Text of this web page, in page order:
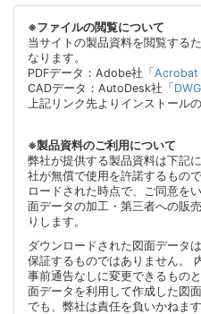
※ファイルの閲覧について
当サイトの製品資料を閲覧する
なります。
PDFデータ：Adobe社「 Acrobat
CADデータ：AutoDesk社「
上記リンク先よりインストール
※製品資料のご利用について
弊社が提供する製品資料は下記
社が無償で使用を許諾するもの
ロードされた時点で、ご同意を
面データの加工・第三者への販
りします。
ダウンロードされた図面データ
保証するものではありません。
事前通告なしに変更できるもの
面データを利用して作成した図
でも、弊社は責任を負いかねま